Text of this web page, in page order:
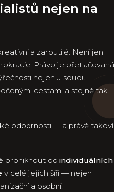
nejen na
a zarputilé. Není jen
Právo je přetlačovaná
nejen u soudu.
cestami a stejně tak
odbornosti — a právě takoví
proniknout do individuálních
v celé jejich šíři — nejen
a osobní.